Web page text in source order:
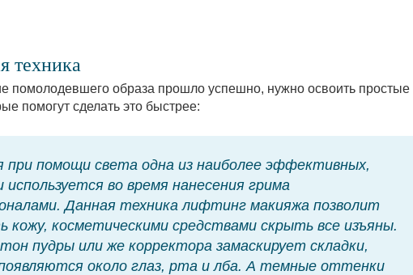
техника
помолодевшего образа прошло успешно, нужно освоить простые
помогут сделать это быстрее:
при помощи света одна из наиболее эффективных,
используется во время нанесения грима
Данная техника лифтинг макияжа позволит
кожу, косметическими средствами скрыть все изъяны.
пудры или же корректора замаскирует складки,
около глаз, рта и лба. А темные оттенки